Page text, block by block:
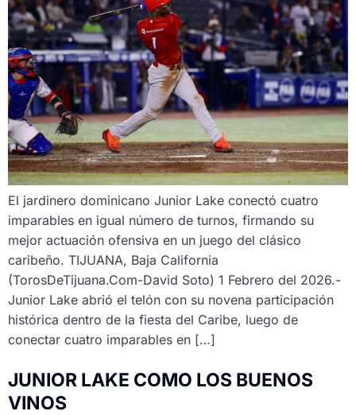
El jardinero dominicano Junior Lake conectó cuatro
imparables en igual número de turnos, firmando su
mejor actuación ofensiva en un juego del clásico
caribeño. TIJUANA, Baja California
(TorosDeTijuana.Com-David Soto) 1 Febrero del 2026.-
Junior Lake abrió el telón con su novena participación
histórica dentro de la fiesta del Caribe, luego de
conectar cuatro imparables en […]
JUNIOR LAKE COMO LOS BUENOS
VINOS